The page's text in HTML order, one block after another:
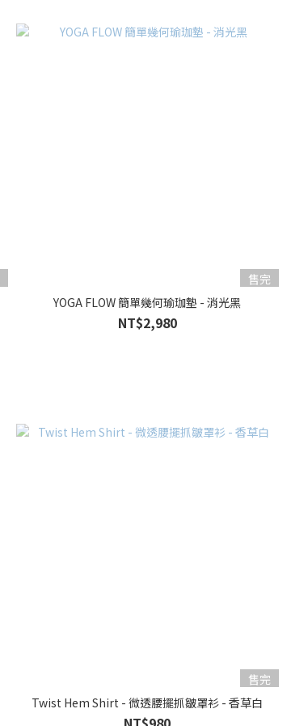
售完
YOGA FLOW 簡單幾何瑜珈墊 - 消光黑
NT$2,980
售完
Twist Hem Shirt - 微透腰擺抓皺罩衫 - 香草白